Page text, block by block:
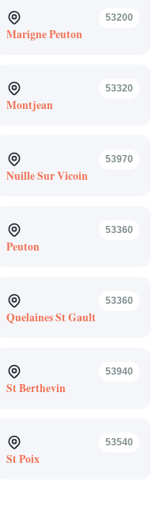
53200
Marigne Peuton
53320
Montjean
53970
Nuille Sur Vicoin
53360
Peuton
53360
Quelaines St Gault
53940
St Berthevin
53540
St Poix